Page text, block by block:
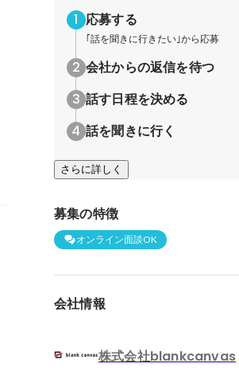
応募する
｢話を聞きに行きたい｣から応募
会社からの返信を待つ
話す日程を決める
話を聞きに行く
さらに詳しく
募集の特徴
オンライン面談OK
会社情報
株式会社blankcanvas